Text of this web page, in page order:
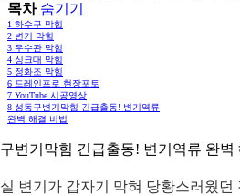
목차 숨기기
1 하수구 막힘
2 변기 막힘
3 우수관 막힘
4 싱크대 막힘
5 정화조 막힘
6 드레인프로 현장포토
7 YouTube 시공영상
8 성동구변기막힘 긴급출동! 변기역류
완벽 해결 비법
변기막힘 긴급출동! 변기역류 완벽
변기가 갑자기 막혀 당황스러웠던